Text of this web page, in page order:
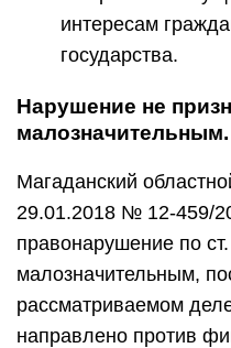
интересам
государства.
Нарушение не
малозначительным.
Магаданский
29.01.2018 № 12-459/
правонарушение по
малозначительным,
рассматриваемом
направлено против